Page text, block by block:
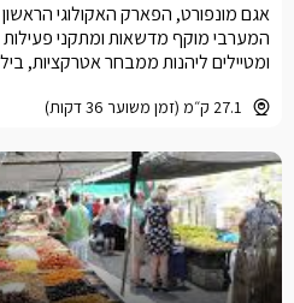
27.1 ק״מ (זמן משוער 36 דקות)
אגם מונפורט, הפארק האקולוגי
המערבי מוקף מדשאות ומתקני
ומטיילים ליהנות ממבחר אטרקציות,